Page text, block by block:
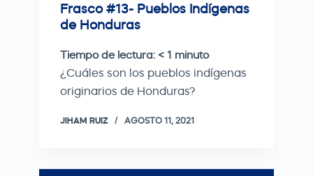
Frasco #13- Pueblos Indígenas
de Honduras
Tiempo de lectura: < 1 minuto
¿Cuáles son los pueblos indígenas
originarios de Honduras?
JIHAM RUIZ AGOSTO 11, 2021